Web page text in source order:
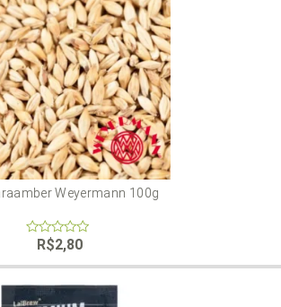
Weyermann 100g
of
R$2,80